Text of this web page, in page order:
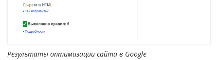
Результаты оптимизации сайта в Google